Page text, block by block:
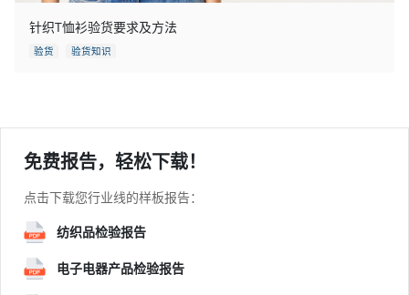
针织T恤衫验货要求及方法
验货 验货知识
免费报告，轻松下载！
点击下载您行业线的样板报告：
纺织品检验报告
电子电器产品检验报告